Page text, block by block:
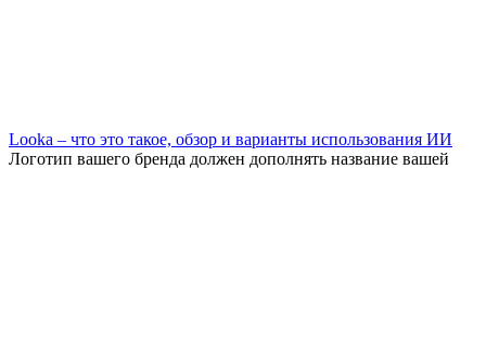
Looka – что это такое, обзор и варианты использования ИИ
Логотип вашего бренда должен дополнять название вашей